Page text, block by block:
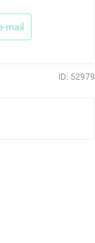
mail
ID: 52979